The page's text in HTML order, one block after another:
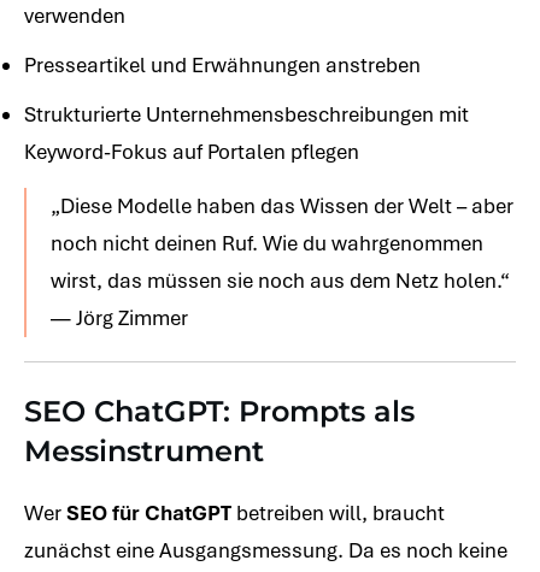
verwenden
Presseartikel und Erwähnungen anstreben
Strukturierte Unternehmensbeschreibungen mit
Keyword-Fokus auf Portalen pflegen
„Diese Modelle haben das Wissen der Welt – aber
noch nicht deinen Ruf. Wie du wahrgenommen
wirst, das müssen sie noch aus dem Netz holen.“
— Jörg Zimmer
SEO ChatGPT: Prompts als
Messinstrument
WerSEO für ChatGPT betreiben will, braucht
zunächst eine Ausgangsmessung. Da es noch keine